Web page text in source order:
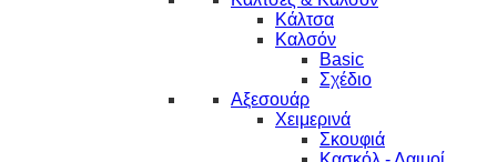
Κάλτσα
Καλσόν
Basic
Σχέδιο
Αξεσουάρ
Χειμερινά
Σκουφιά